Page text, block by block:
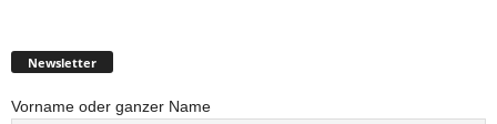
Newsletter
Vorname oder ganzer Name